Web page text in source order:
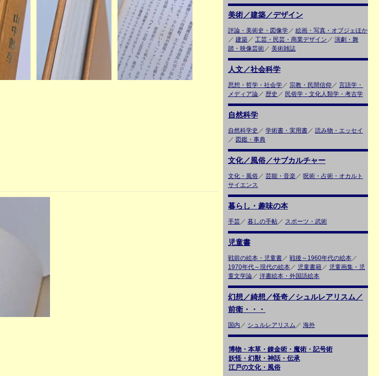
美術／建築／デザイン
評論・美術史・図像学／ 絵画・写真・オブジェほか
／ 建築／ 工芸・民芸・商業デザイン ／ 演劇・舞
踏・映像芸術／ 美術雑誌
人文／社会科学
思想・哲学・社会学／ 宗教・民間信仰 ／ 言語学・
メディア論／ 歴史 ／ 民俗学・文化人類学・考古学
自然科学
自然科学史 ／ 学術書・実用書／ 読み物・エッセイ
／ 図鑑・事典
文化／風俗／サブカルチャー
文化・風俗／ 芸能・音楽 ／ 呪術・占術・オカルト
サイエンス
暮らし・趣味の本
手芸／ 暮しの手帖／ スポーツ・武術
児童書
戦前の絵本・児童書／ 戦後～1960年代の絵本／
1970年代～現代の絵本／ 児童書籍／ 児童画集・児
童文学論／ 洋書絵本・外国語絵本
幻想／綺想／怪奇／シュルレアリスム／
前衛・・・
国内 ／ シュルレアリスム ／ 海外
博物・本草・錬金術・魔術・記号術
妖怪・幻獣・神話・伝承
江戸の文化・風俗